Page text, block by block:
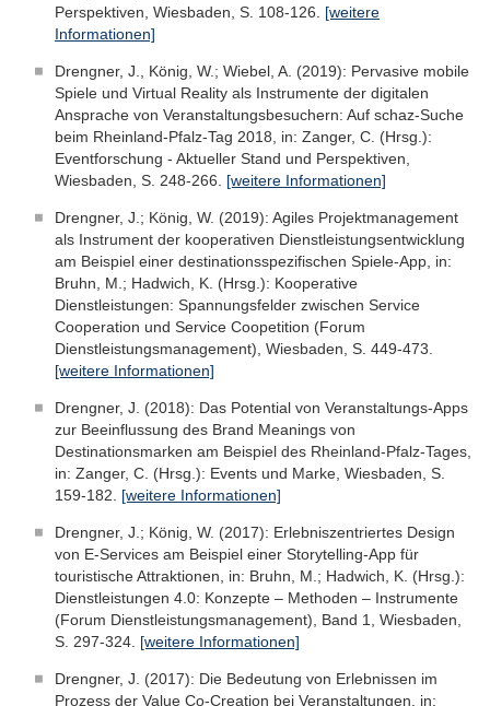
Perspektiven, Wiesbaden, S. 108-126. [weitere
Informationen]
Drengner, J., König, W.; Wiebel, A. (2019): Pervasive mobile
Spiele und Virtual Reality als Instrumente der digitalen
Ansprache von Veranstaltungsbesuchern: Auf schaz-Suche
beim Rheinland-Pfalz-Tag 2018, in: Zanger, C. (Hrsg.):
Eventforschung - Aktueller Stand und Perspektiven,
Wiesbaden, S. 248-266. [weitere Informationen]
Drengner, J.; König, W. (2019): Agiles Projektmanagement
als Instrument der kooperativen Dienstleistungsentwicklung
am Beispiel einer destinationsspezifischen Spiele-App, in:
Bruhn, M.; Hadwich, K. (Hrsg.): Kooperative
Dienstleistungen: Spannungsfelder zwischen Service
Cooperation und Service Coopetition (Forum
Dienstleistungsmanagement), Wiesbaden, S. 449-473.
[weitere Informationen]
Drengner, J. (2018): Das Potential von Veranstaltungs-Apps
zur Beeinflussung des Brand Meanings von
Destinationsmarken am Beispiel des Rheinland-Pfalz-Tages,
in: Zanger, C. (Hrsg.): Events und Marke, Wiesbaden, S.
159-182. [weitere Informationen]
Drengner, J.; König, W. (2017): Erlebniszentriertes Design
von E-Services am Beispiel einer Storytelling-App für
touristische Attraktionen, in: Bruhn, M.; Hadwich, K. (Hrsg.):
Dienstleistungen 4.0: Konzepte – Methoden – Instrumente
(Forum Dienstleistungsmanagement), Band 1, Wiesbaden,
S. 297-324. [weitere Informationen]
Drengner, J. (2017): Die Bedeutung von Erlebnissen im
Prozess der Value Co-Creation bei Veranstaltungen, in: